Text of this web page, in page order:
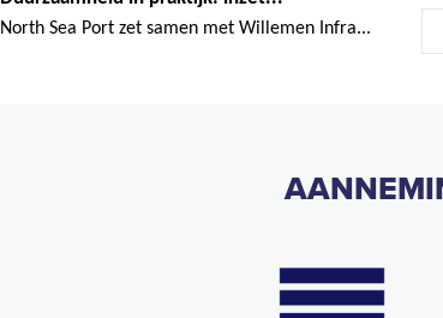
North Sea Port zet samen met Willemen Infra...